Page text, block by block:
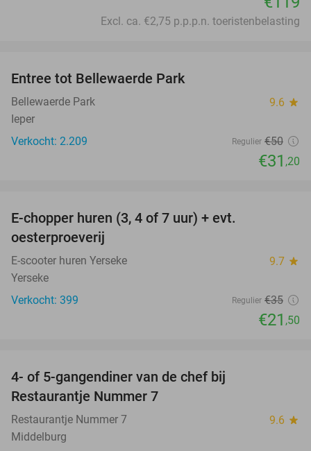
Excl. ca. €2,75 p.p.p.n. toeristenbelasting
Entree tot Bellewaerde Park
Bellewaerde Park 9.6 star
Ieper
Verkocht: 2.209
Regulier €50
€31 ,20
E-chopper huren (3, 4 of 7 uur) + evt.
oesterproeverij
E-scooter huren Yerseke 9.7 star
Yerseke
Verkocht: 399
Regulier €35
€21 ,50
4- of 5-gangendiner van de chef bij
Restaurantje Nummer 7
Restaurantje Nummer 7 9.6 star
Middelburg